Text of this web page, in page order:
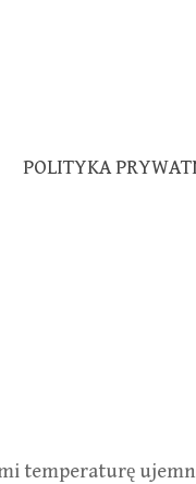
POLITYKA
temperaturę